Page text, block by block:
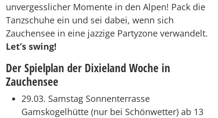
unvergesslicher Momente in den Alpen! Pack die
Tanzschuhe ein und sei dabei, wenn sich
Zauchensee in eine jazzige Partyzone verwandelt.
Let’s swing!
Der Spielplan der Dixieland Woche in
Zauchensee
29.03. Samstag Sonnenterrasse
Gamskogelhütte (nur bei Schönwetter) ab 13